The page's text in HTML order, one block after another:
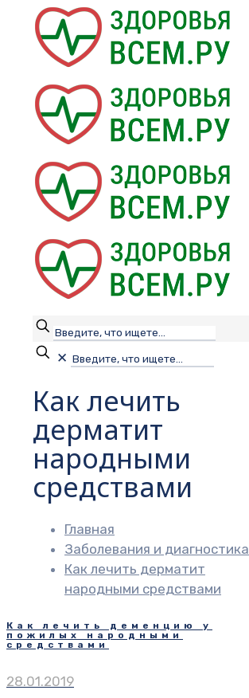
✕
Как лечить
дерматит
народными
средствами
Главная
Заболевания и диагностика
Как лечить дерматит
народными средствами
Как лечить деменцию у
пожилых народными
средствами
28.01.2019